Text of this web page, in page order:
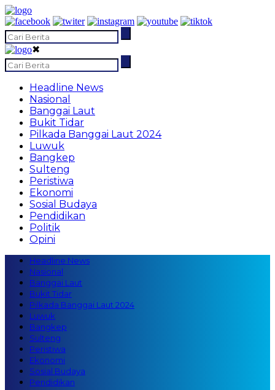
✖
Headline News
Nasional
Banggai Laut
Bukit Tidar
Pilkada Banggai Laut 2024
Luwuk
Bangkep
Sulteng
Peristiwa
Ekonomi
Sosial Budaya
Pendidikan
Politik
Opini
Headline News
Nasional
Banggai Laut
Bukit Tidar
Pilkada Banggai Laut 2024
Luwuk
Bangkep
Sulteng
Peristiwa
Ekonomi
Sosial Budaya
Pendidikan